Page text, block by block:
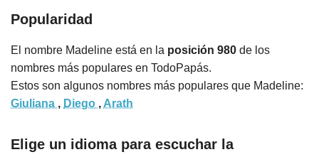
Popularidad
El nombre Madeline está en la posición 980 de los
nombres más populares en TodoPapás.
Estos son algunos nombres más populares que Madeline:
Giuliana , Diego , Arath
Elige un idioma para escuchar la